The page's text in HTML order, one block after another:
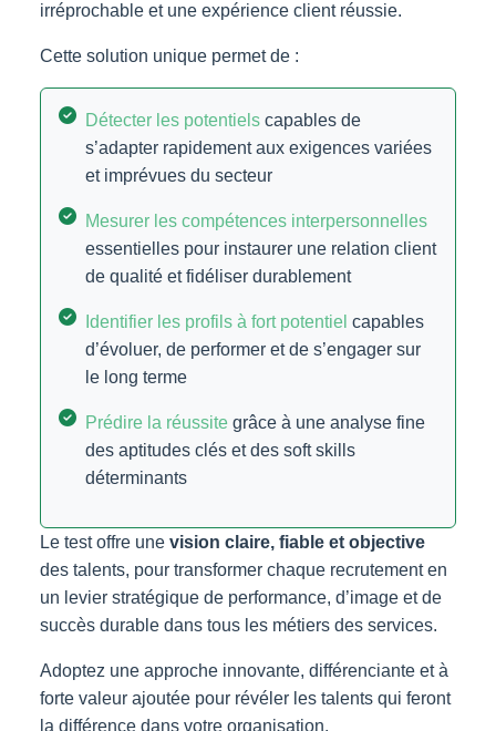
irréprochable et une expérience client réussie.
Cette solution unique permet de :
Détecter les potentiels capables de
s’adapter rapidement aux exigences variées
et imprévues du secteur
Mesurer les compétences interpersonnelles
essentielles pour instaurer une relation client
de qualité et fidéliser durablement
Identifier les profils à fort potentiel capables
d’évoluer, de performer et de s’engager sur
le long terme
Prédire la réussite grâce à une analyse fine
des aptitudes clés et des soft skills
déterminants
Le test offre une vision claire, fiable et objective
des talents, pour transformer chaque recrutement en
un levier stratégique de performance, d’image et de
succès durable dans tous les métiers des services.
Adoptez une approche innovante, différenciante et à
forte valeur ajoutée pour révéler les talents qui feront
la différence dans votre organisation.